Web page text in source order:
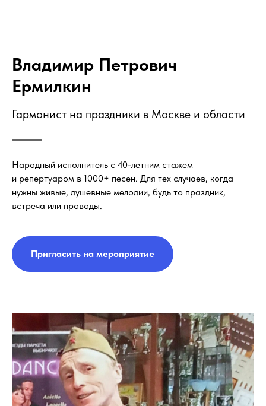
Владимир Петрович
Ермилкин
Гармонист на праздники в Москве и области
Народный исполнитель с 40-летним стажем
и репертуаром в 1000+ песен. Для тех случаев, когда
нужны живые, душевные мелодии, будь то праздник,
встреча или проводы.
Пригласить на мероприятие